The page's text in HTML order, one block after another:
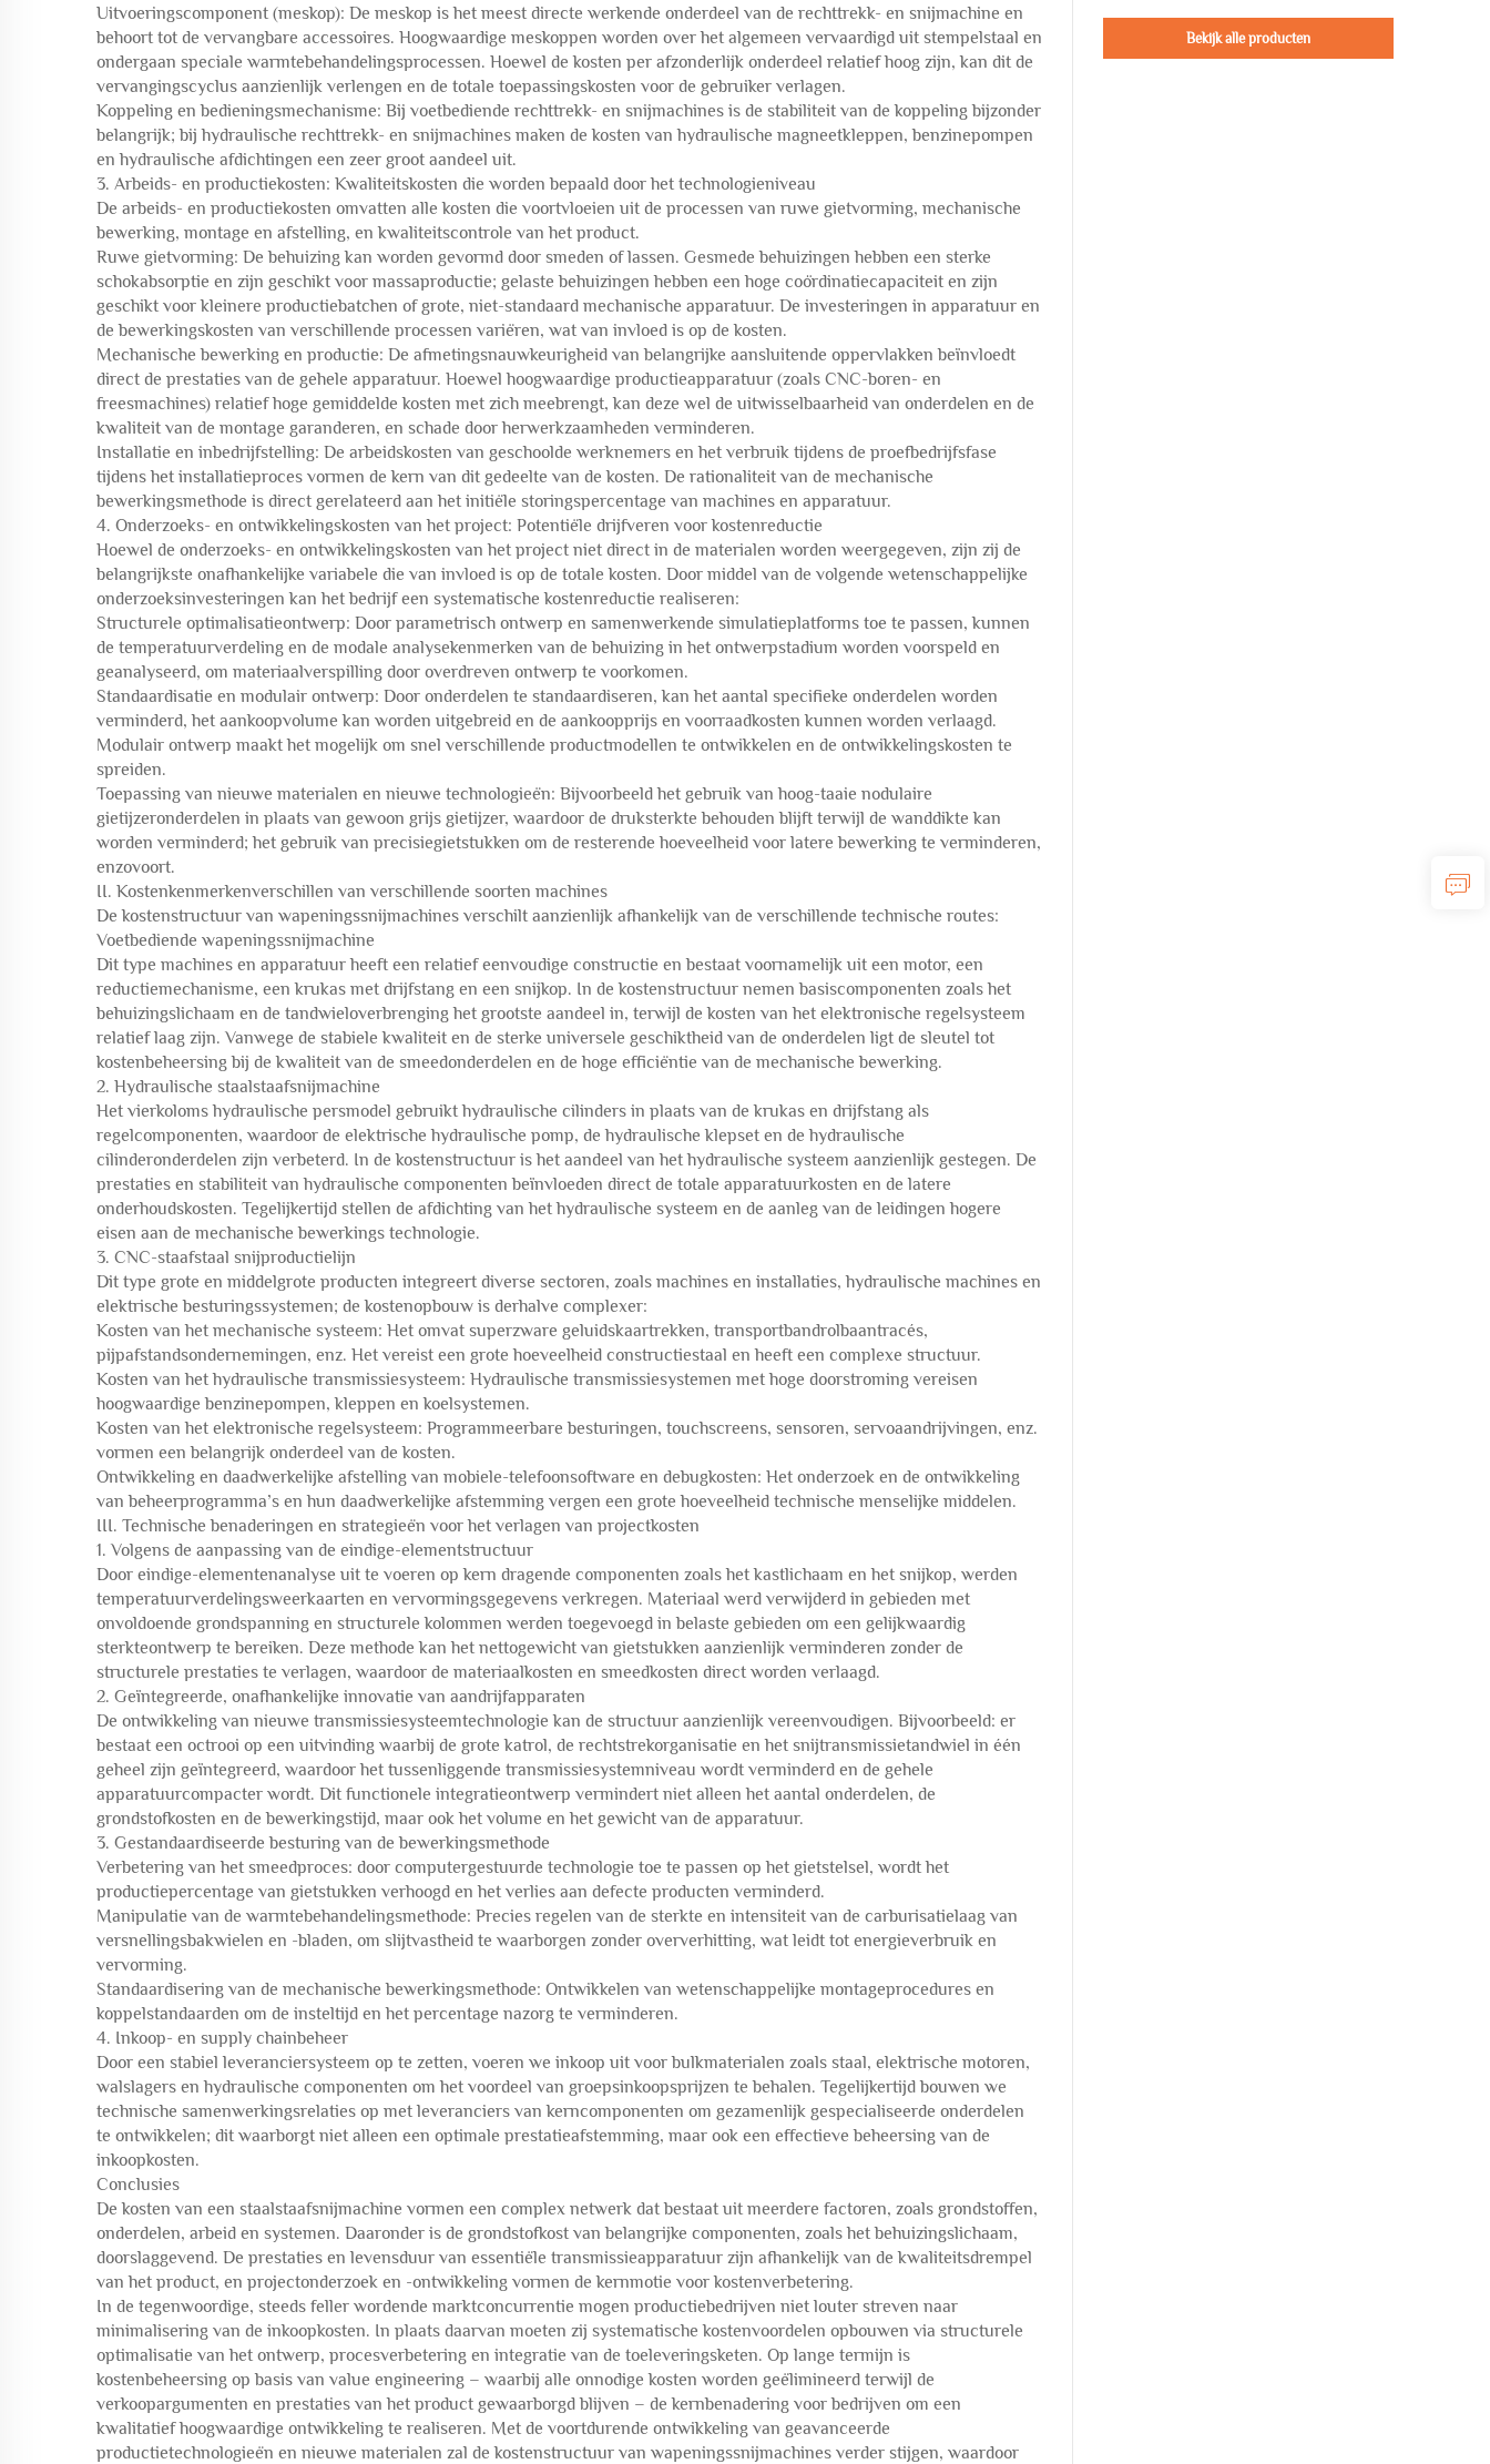
Uitvoeringscomponent (meskop): De meskop is het meest directe werkende onderdeel van de rechttrekk- en snijmachine en
behoort tot de vervangbare accessoires. Hoogwaardige meskoppen worden over het algemeen vervaardigd uit stempelstaal en
ondergaan speciale warmtebehandelingsprocessen. Hoewel de kosten per afzonderlijk onderdeel relatief hoog zijn, kan dit de
vervangingscyclus aanzienlijk verlengen en de totale toepassingskosten voor de gebruiker verlagen.
Koppeling en bedieningsmechanisme: Bij voetbediende rechttrekk- en snijmachines is de stabiliteit van de koppeling bijzonder
belangrijk; bij hydraulische rechttrekk- en snijmachines maken de kosten van hydraulische magneetkleppen, benzinepompen
en hydraulische afdichtingen een zeer groot aandeel uit.
3. Arbeids- en productiekosten: Kwaliteitskosten die worden bepaald door het technologieniveau
De arbeids- en productiekosten omvatten alle kosten die voortvloeien uit de processen van ruwe gietvorming, mechanische
bewerking, montage en afstelling, en kwaliteitscontrole van het product.
Ruwe gietvorming: De behuizing kan worden gevormd door smeden of lassen. Gesmede behuizingen hebben een sterke
schokabsorptie en zijn geschikt voor massaproductie; gelaste behuizingen hebben een hoge coördinatiecapaciteit en zijn
geschikt voor kleinere productiebatchen of grote, niet-standaard mechanische apparatuur. De investeringen in apparatuur en
de bewerkingskosten van verschillende processen variëren, wat van invloed is op de kosten.
Mechanische bewerking en productie: De afmetingsnauwkeurigheid van belangrijke aansluitende oppervlakken beïnvloedt
direct de prestaties van de gehele apparatuur. Hoewel hoogwaardige productieapparatuur (zoals CNC-boren- en
freesmachines) relatief hoge gemiddelde kosten met zich meebrengt, kan deze wel de uitwisselbaarheid van onderdelen en de
kwaliteit van de montage garanderen, en schade door herwerkzaamheden verminderen.
Installatie en inbedrijfstelling: De arbeidskosten van geschoolde werknemers en het verbruik tijdens de proefbedrijfsfase
tijdens het installatieproces vormen de kern van dit gedeelte van de kosten. De rationaliteit van de mechanische
bewerkingsmethode is direct gerelateerd aan het initiële storingspercentage van machines en apparatuur.
4. Onderzoeks- en ontwikkelingskosten van het project: Potentiële drijfveren voor kostenreductie
Hoewel de onderzoeks- en ontwikkelingskosten van het project niet direct in de materialen worden weergegeven, zijn zij de
belangrijkste onafhankelijke variabele die van invloed is op de totale kosten. Door middel van de volgende wetenschappelijke
onderzoeksinvesteringen kan het bedrijf een systematische kostenreductie realiseren:
Structurele optimalisatieontwerp: Door parametrisch ontwerp en samenwerkende simulatieplatforms toe te passen, kunnen
de temperatuurverdeling en de modale analysekenmerken van de behuizing in het ontwerpstadium worden voorspeld en
geanalyseerd, om materiaalverspilling door overdreven ontwerp te voorkomen.
Standaardisatie en modulair ontwerp: Door onderdelen te standaardiseren, kan het aantal specifieke onderdelen worden
verminderd, het aankoopvolume kan worden uitgebreid en de aankoopprijs en voorraadkosten kunnen worden verlaagd.
Modulair ontwerp maakt het mogelijk om snel verschillende productmodellen te ontwikkelen en de ontwikkelingskosten te
spreiden.
Toepassing van nieuwe materialen en nieuwe technologieën: Bijvoorbeeld het gebruik van hoog-taaie nodulaire
gietijzeronderdelen in plaats van gewoon grijs gietijzer, waardoor de druksterkte behouden blijft terwijl de wanddikte kan
worden verminderd; het gebruik van precisiegietstukken om de resterende hoeveelheid voor latere bewerking te verminderen,
enzovoort.
II. Kostenkenmerkenverschillen van verschillende soorten machines
De kostenstructuur van wapeningssnijmachines verschilt aanzienlijk afhankelijk van de verschillende technische routes:
Voetbediende wapeningssnijmachine
Dit type machines en apparatuur heeft een relatief eenvoudige constructie en bestaat voornamelijk uit een motor, een
reductiemechanisme, een krukas met drijfstang en een snijkop. In de kostenstructuur nemen basiscomponenten zoals het
behuizingslichaam en de tandwieloverbrenging het grootste aandeel in, terwijl de kosten van het elektronische regelsysteem
relatief laag zijn. Vanwege de stabiele kwaliteit en de sterke universele geschiktheid van de onderdelen ligt de sleutel tot
kostenbeheersing bij de kwaliteit van de smeedonderdelen en de hoge efficiëntie van de mechanische bewerking.
2. Hydraulische staalstaafsnijmachine
Het vierkoloms hydraulische persmodel gebruikt hydraulische cilinders in plaats van de krukas en drijfstang als
regelcomponenten, waardoor de elektrische hydraulische pomp, de hydraulische klepset en de hydraulische
cilinderonderdelen zijn verbeterd. In de kostenstructuur is het aandeel van het hydraulische systeem aanzienlijk gestegen. De
prestaties en stabiliteit van hydraulische componenten beïnvloeden direct de totale apparatuurkosten en de latere
onderhoudskosten. Tegelijkertijd stellen de afdichting van het hydraulische systeem en de aanleg van de leidingen hogere
eisen aan de mechanische bewerkings technologie.
3. CNC-staafstaal snijproductielijn
Dit type grote en middelgrote producten integreert diverse sectoren, zoals machines en installaties, hydraulische machines en
elektrische besturingssystemen; de kostenopbouw is derhalve complexer:
Kosten van het mechanische systeem: Het omvat superzware geluidskaartrekken, transportbandrolbaantracés,
pijpafstandsondernemingen, enz. Het vereist een grote hoeveelheid constructiestaal en heeft een complexe structuur.
Kosten van het hydraulische transmissiesysteem: Hydraulische transmissiesystemen met hoge doorstroming vereisen
hoogwaardige benzinepompen, kleppen en koelsystemen.
Kosten van het elektronische regelsysteem: Programmeerbare besturingen, touchscreens, sensoren, servoaandrijvingen, enz.
vormen een belangrijk onderdeel van de kosten.
Ontwikkeling en daadwerkelijke afstelling van mobiele-telefoonsoftware en debugkosten: Het onderzoek en de ontwikkeling
van beheerprogramma’s en hun daadwerkelijke afstemming vergen een grote hoeveelheid technische menselijke middelen.
III. Technische benaderingen en strategieën voor het verlagen van projectkosten
1. Volgens de aanpassing van de eindige-elementstructuur
Door eindige-elementenanalyse uit te voeren op kern dragende componenten zoals het kastlichaam en het snijkop, werden
temperatuurverdelingsweerkaarten en vervormingsgegevens verkregen. Materiaal werd verwijderd in gebieden met
onvoldoende grondspanning en structurele kolommen werden toegevoegd in belaste gebieden om een gelijkwaardig
sterkteontwerp te bereiken. Deze methode kan het nettogewicht van gietstukken aanzienlijk verminderen zonder de
structurele prestaties te verlagen, waardoor de materiaalkosten en smeedkosten direct worden verlaagd.
2. Geïntegreerde, onafhankelijke innovatie van aandrijfapparaten
De ontwikkeling van nieuwe transmissiesysteemtechnologie kan de structuur aanzienlijk vereenvoudigen. Bijvoorbeeld: er
bestaat een octrooi op een uitvinding waarbij de grote katrol, de rechtstrekorganisatie en het snijtransmissietandwiel in één
geheel zijn geïntegreerd, waardoor het tussenliggende transmissiesystemniveau wordt verminderd en de gehele
apparatuurcompacter wordt. Dit functionele integratieontwerp vermindert niet alleen het aantal onderdelen, de
grondstofkosten en de bewerkingstijd, maar ook het volume en het gewicht van de apparatuur.
3. Gestandaardiseerde besturing van de bewerkingsmethode
Verbetering van het smeedproces: door computergestuurde technologie toe te passen op het gietstelsel, wordt het
productiepercentage van gietstukken verhoogd en het verlies aan defecte producten verminderd.
Manipulatie van de warmtebehandelingsmethode: Precies regelen van de sterkte en intensiteit van de carburisatielaag van
versnellingsbakwielen en -bladen, om slijtvastheid te waarborgen zonder oververhitting, wat leidt tot energieverbruik en
vervorming.
Standaardisering van de mechanische bewerkingsmethode: Ontwikkelen van wetenschappelijke montageprocedures en
koppelstandaarden om de insteltijd en het percentage nazorg te verminderen.
4. Inkoop- en supply chainbeheer
Door een stabiel leveranciersysteem op te zetten, voeren we inkoop uit voor bulkmaterialen zoals staal, elektrische motoren,
walslagers en hydraulische componenten om het voordeel van groepsinkoopsprijzen te behalen. Tegelijkertijd bouwen we
technische samenwerkingsrelaties op met leveranciers van kerncomponenten om gezamenlijk gespecialiseerde onderdelen
te ontwikkelen; dit waarborgt niet alleen een optimale prestatieafstemming, maar ook een effectieve beheersing van de
inkoopkosten.
Conclusies
De kosten van een staalstaafsnijmachine vormen een complex netwerk dat bestaat uit meerdere factoren, zoals grondstoffen,
onderdelen, arbeid en systemen. Daaronder is de grondstofkost van belangrijke componenten, zoals het behuizingslichaam,
doorslaggevend. De prestaties en levensduur van essentiële transmissieapparatuur zijn afhankelijk van de kwaliteitsdrempel
van het product, en projectonderzoek en -ontwikkeling vormen de kernmotie voor kostenverbetering.
In de tegenwoordige, steeds feller wordende marktconcurrentie mogen productiebedrijven niet louter streven naar
minimalisering van de inkoopkosten. In plaats daarvan moeten zij systematische kostenvoordelen opbouwen via structurele
optimalisatie van het ontwerp, procesverbetering en integratie van de toeleveringsketen. Op lange termijn is
kostenbeheersing op basis van value engineering – waarbij alle onnodige kosten worden geëlimineerd terwijl de
verkoopargumenten en prestaties van het product gewaarborgd blijven – de kernbenadering voor bedrijven om een
kwalitatief hoogwaardige ontwikkeling te realiseren. Met de voortdurende ontwikkeling van geavanceerde
productietechnologieën en nieuwe materialen zal de kostenstructuur van wapeningssnijmachines verder stijgen, waardoor
Bekijk alle producten